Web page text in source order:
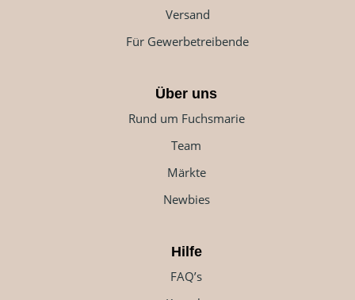
Versand
Für Gewerbetreibende
Über uns
Rund um Fuchsmarie
Team
Märkte
Newbies
Hilfe
FAQ’s